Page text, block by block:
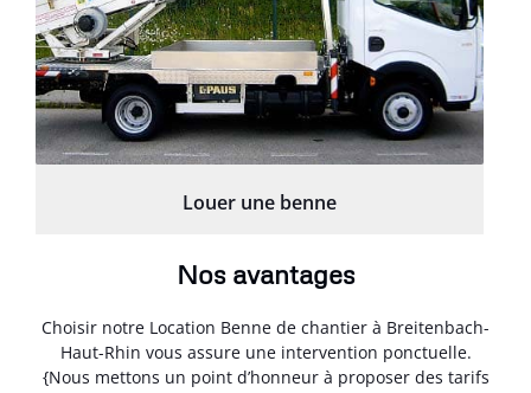
Louer une benne
Nos avantages
Choisir notre Location Benne de chantier à Breitenbach-
Haut-Rhin vous assure une intervention ponctuelle.
{Nous mettons un point d’honneur à proposer des tarifs